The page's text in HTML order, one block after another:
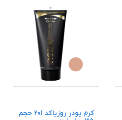
کرم پودر روزیا کد 201 حجم